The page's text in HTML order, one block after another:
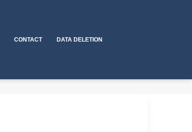
CONTACT DATA DELETION